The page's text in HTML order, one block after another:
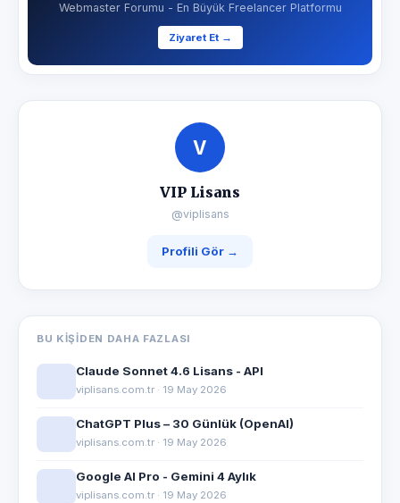
Webmaster Forumu - En Büyük Freelancer Platformu
Ziyaret Et →
V
VIP Lisans
@viplisans
Profili Gör →
BU KIŞIDEN DAHA FAZLASI
Claude Sonnet 4.6 Lisans - API
viplisans.com.tr · 19 May 2026
ChatGPT Plus – 30 Günlük (OpenAI)
viplisans.com.tr · 19 May 2026
Google AI Pro - Gemini 4 Aylık
viplisans.com.tr · 19 May 2026